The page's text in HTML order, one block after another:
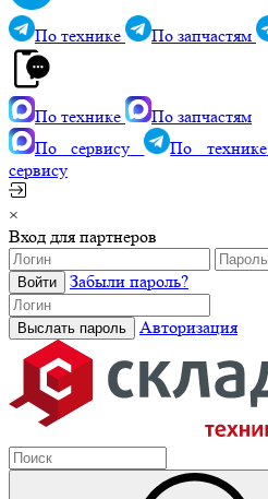
По технике По запчастям
По технике
По запчастям
По сервису
По технике
сервису
×
Вход для партнеров
Забыли пароль?
Авторизация